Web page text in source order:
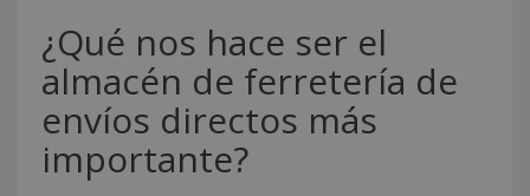
¿Qué nos hace ser el
almacén de ferretería de
envíos directos más
importante?